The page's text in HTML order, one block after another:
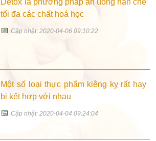
Detox là phương pháp ăn uống hạn chế
tối đa các chất hoá học
📅Cập nhật: 2020-04-06 09:10:22
Một số loại thực phẩm kiêng kỵ rất hay
bị kết hợp với nhau
📅Cập nhật: 2020-04-04 09:24:04